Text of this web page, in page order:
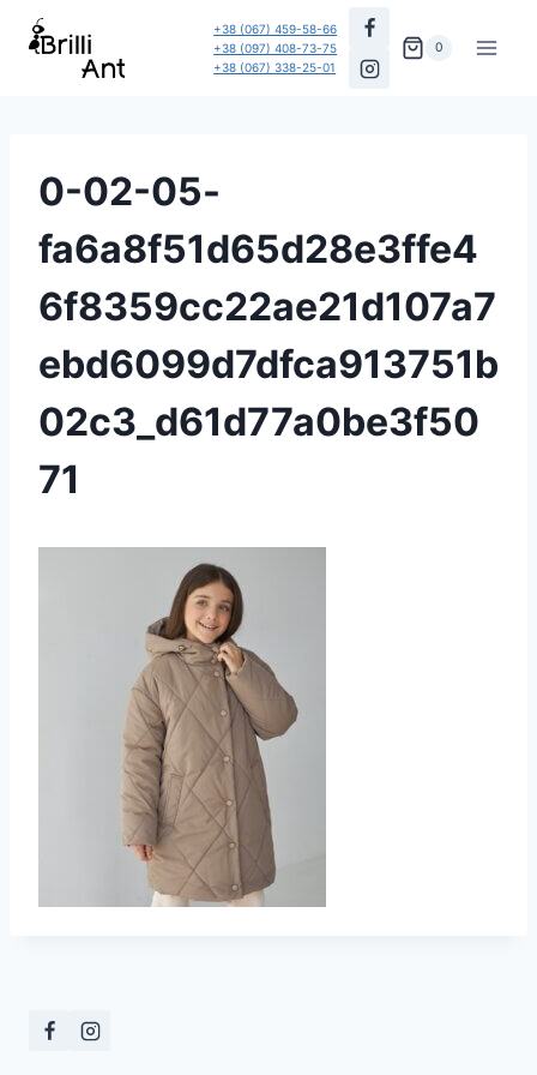
Перейти
+38 (067) 459-58-66
+38 (097) 408-73-75
+38 (067) 338-25-01
0
0-02-05-
fa6a8f51d65d28e3ffe4
6f8359cc22ae21d107a7
ebd6099d7dfca913751b
02c3_d61d77a0be3f50
71